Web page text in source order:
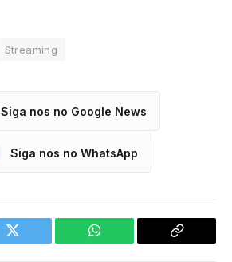
Streaming
Siga nos no Google News
Siga nos no WhatsApp
Twitter WhatsApp
Copy